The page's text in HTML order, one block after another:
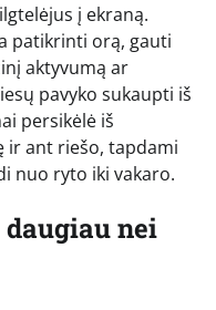
į ekraną.
patikrinti orą, gauti
aktyvumą ar
pavyko sukaupti iš
persikėlė iš
ir ant riešo, tapdami
nuo ryto iki vakaro.
nei